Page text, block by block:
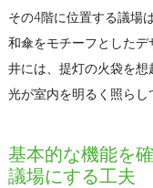
その4階に位置する議場
和傘をモチーフとした
井には、提灯の火袋を
光が室内を明るく照らし
基本的な機能を
議場にする工夫